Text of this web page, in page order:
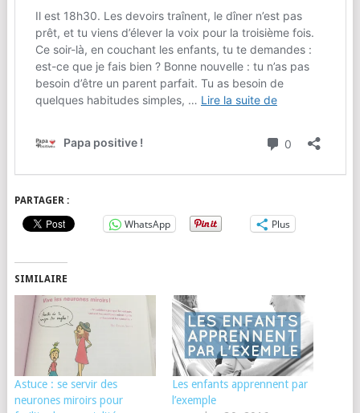
PARTAGER :
WhatsApp Plus
SIMILAIRE
Astuce : se servir des
neurones miroirs pour
Les enfants apprennent par
l’exemple